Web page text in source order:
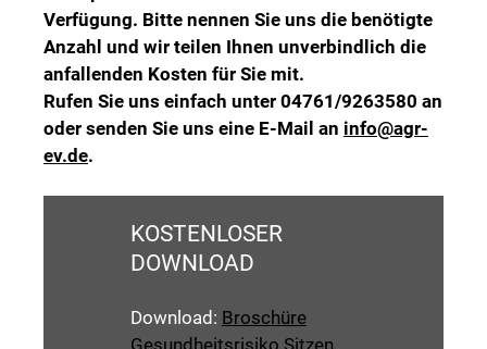
Verfügung. Bitte nennen Sie uns die benötigte
Anzahl und wir teilen Ihnen unverbindlich die
anfallenden Kosten für Sie mit.
Rufen Sie uns einfach unter 04761/9263580 an
oder senden Sie uns eine E-Mail an info@agr-
ev.de.
KOSTENLOSER
DOWNLOAD
Download: Broschüre